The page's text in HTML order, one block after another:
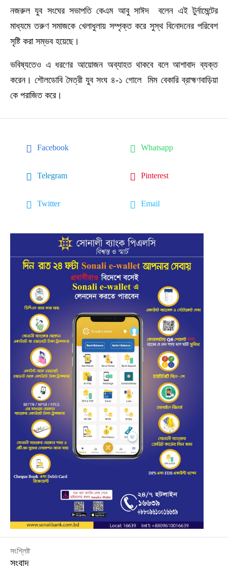
নজরুল যুব সংঘের সভাপতি কেএম আবু সাঈদ বলেন এই টুর্নামেন্টের
মাধ্যমে তরুণ সমাজকে খেলাধুলায় সম্পৃক্ত করে সুস্থ বিনোদনের পরিবেশ
সৃষ্টি করা সম্ভব হয়েছে।
ভবিষ্যতেও এ ধরণের আয়োজন অব্যাহত থাকবে বলে আশাবাদ ব্যক্ত
করেন। শৌলডোবি মৈত্রী যুব সংঘ ৪-১ গোলে মিম বেকারি ব্রাহ্মণবাড়িয়া
কে পরাজিত করে।
Facebook Whatsapp
Telegram Pinterest
Twitter Email
সংশ্লিষ্ট
সংবাদ